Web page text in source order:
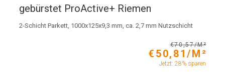
gebürstet ProActive+ Riemen
2-Schicht Parkett, 1000x125x9,3 mm, ca. 2,7 mm Nutzschicht
€70,57/M²
€50,81/M²
Jetzt: 28% sparen